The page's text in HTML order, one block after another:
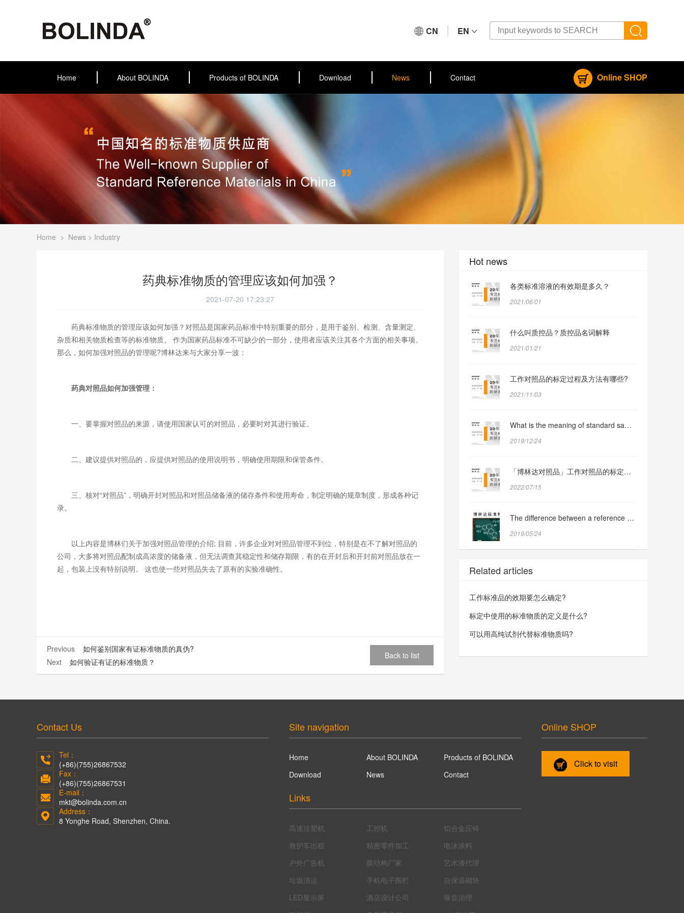
CN EN
Home About BOLINDA Products of BOLINDA Download News Contact Online SHOP
Home > News > Industry
药典标准物质的管理应该如何加强？
2021-07-20 17:23:27
药典标准物质的管理应该如何加强？对照品是国家药品标准中特别重要的部分，是用于鉴别、检测、含量测定、
杂质和相关物质检查等的标准物质。 作为国家药品标准不可缺少的一部分，使用者应该关注其各个方面的相关事项。
那么，如何加强对照品的管理呢?博林达来与大家分享一波：
药典对照品如何加强管理：
一、要掌握对照品的来源，请使用国家认可的对照品，必要时对其进行验证。
二、建议提供对照品的，应提供对照品的使用说明书，明确使用期限和保管条件。
三、核对“对照品”，明确开封对照品和对照品储备液的储存条件和使用寿命，制定明确的规章制度，形成各种记
录。
以上内容是博林们关于加强对照品管理的介绍; 目前，许多企业对对照品管理不到位，特别是在不了解对照品的
公司，大多将对照品配制成高浓度的储备液，但无法调查其稳定性和储存期限，有的在开封后和开封前对照品放在一
起，包装上没有特别说明。 这也使一些对照品失去了原有的实验准确性。
Back to list
Previous 如何鉴别国家有证标准物质的真伪?
Next 如何验证有证的标准物质？
Hot news
各类标准溶液的有效期是多久？
2021/06/01
什么叫质控品？质控品名词解释
2021/01/21
工作对照品的标定过程及方法有哪些?
2021/11/03
What is the meaning of standard sample and reference sample respectively?
2019/12/24
「博林达对照品」工作对照品的标定过程与方法分享
2022/07/15
The difference between a reference substance and a reference substance
2019/05/24
Related articles
工作标准品的效期要怎么确定?
标定中使用的标准物质的定义是什么?
可以用高纯试剂代替标准物质吗?
Contact Us
Tel：
(+86)(755)26867532
Fax：
(+86)(755)26867531
E-mail：
mkt@bolinda.com.cn
Address：
8 Yonghe Road, Shenzhen, China.
Site navigation
Home About BOLINDA
Products of BOLINDA
Download
News Contact
Links
高速注塑机 工控机
铝合金压铸
救护车出租
精密零件加工
电泳涂料
户外广告机
膜结构厂家
艺术漆代理
垃圾清运
手机电子围栏
自保温砌块
LED显示屏
酒店设计公司
噪音治理
Online SHOP
Click to visit